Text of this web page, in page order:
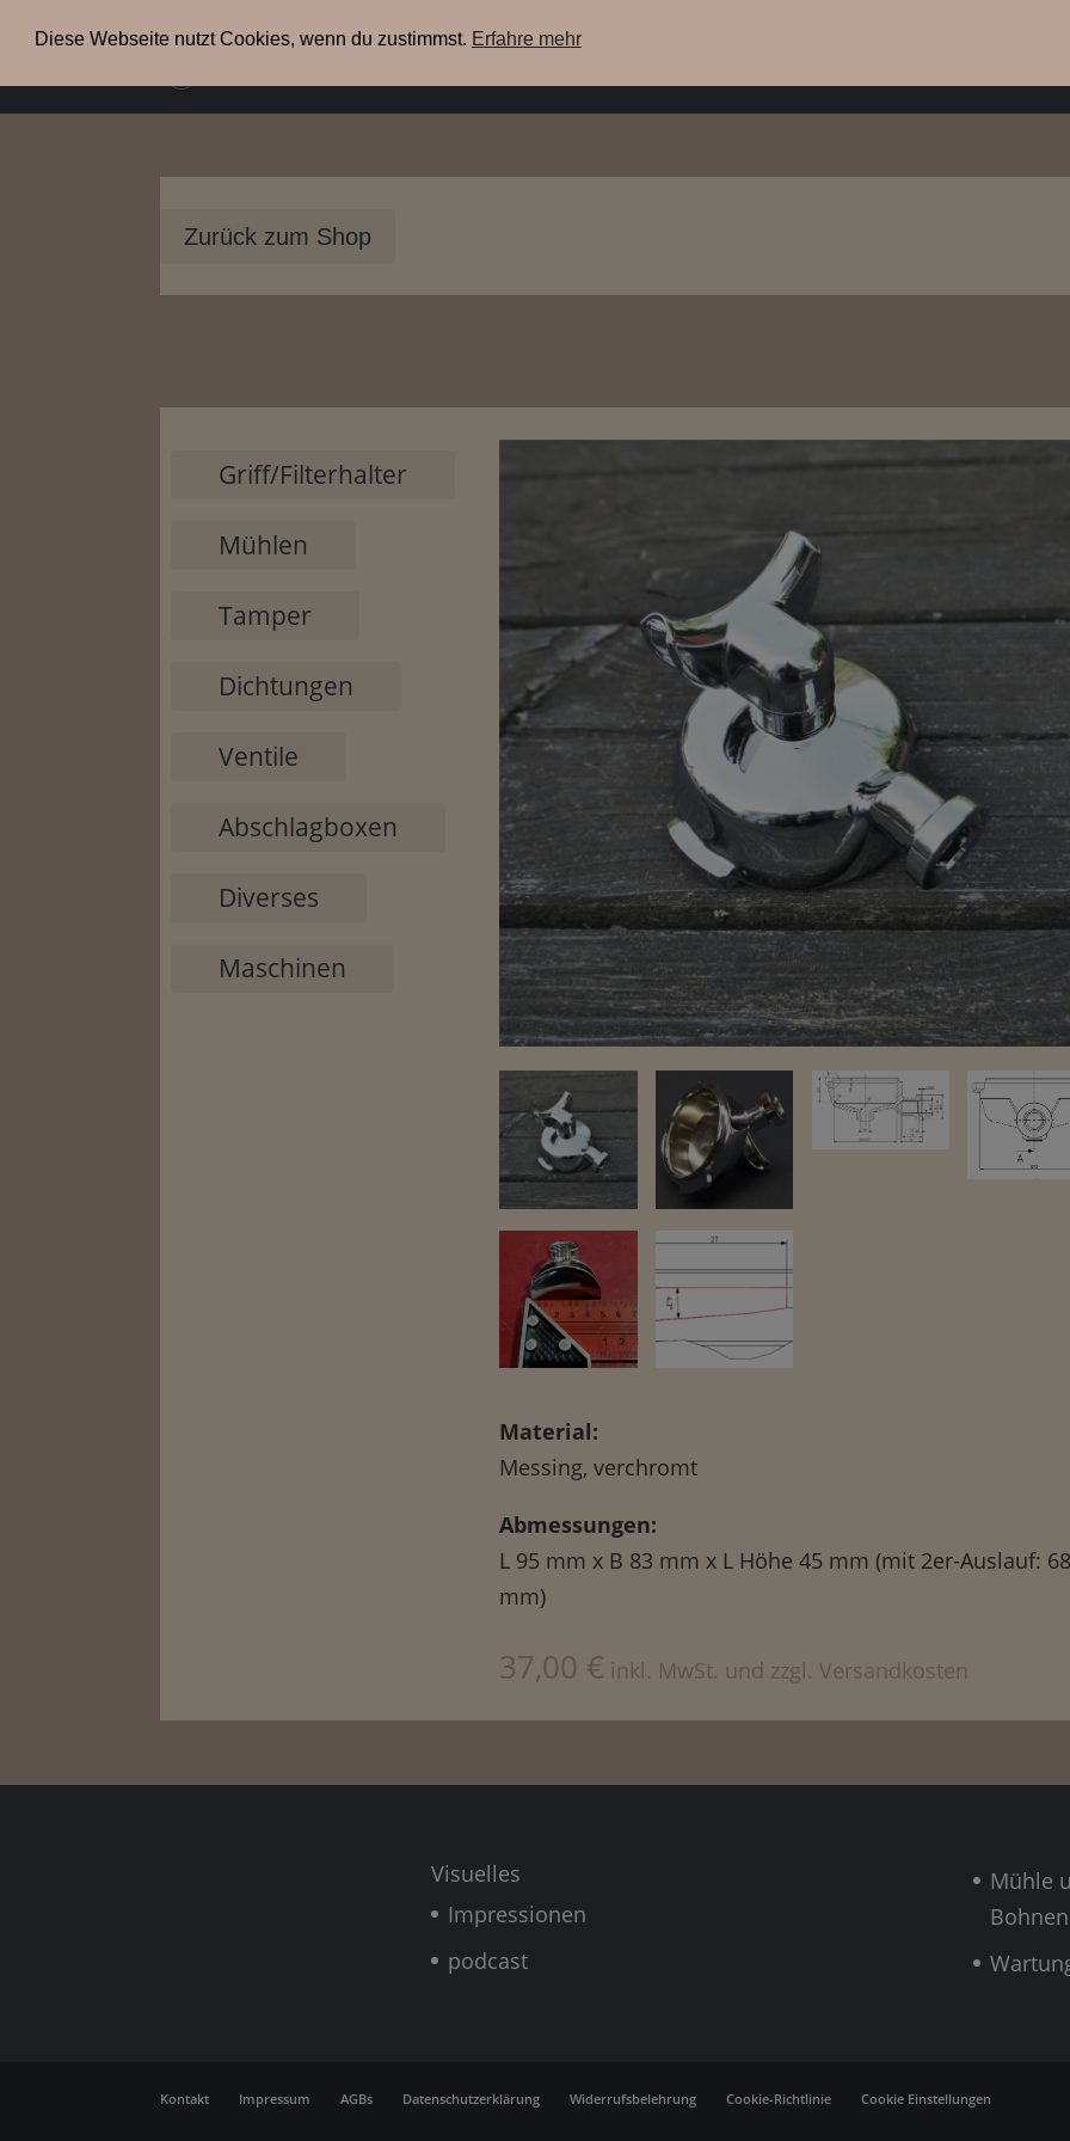
Zurück zum Shop
Griff/Filterhalter
Mühlen
Tamper
Dichtungen
Ventile
Abschlagboxen
Diverses
Maschinen
Material:
Messing, verchromt
Abmessungen:
L 95 mm x B 83 mm x L Höhe 45 mm (mit 2er-Auslauf: 68
mm)
37,00 € inkl. MwSt. und zzgl. Versandkosten
Visuelles
Impressionen
podcast
Mühle
Bohnen
Kontakt Impressum AGBs Datenschutzerklärung Widerrufsbelehrung Cookie-Richtlinie Cookie Einstellungen
Diese Webseite nutzt Cookies, wenn du zustimmst. Erfahre mehr